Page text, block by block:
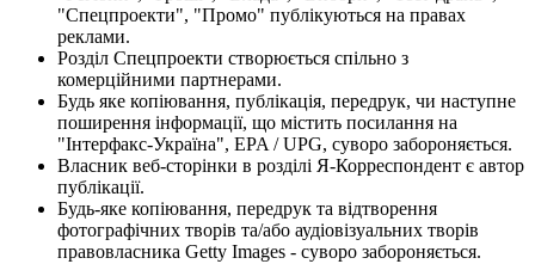
"Спецпроекти", "Промо" публікуються на правах
реклами.
Розділ Спецпроекти створюється спільно з
комерційними партнерами.
Будь яке копіювання, публікація, передрук, чи наступне
поширення інформації, що містить посилання на
"Інтерфакс-Україна", EPA / UPG, суворо забороняється.
Власник веб-сторінки в розділі Я-Корреспондент є автор
публікації.
Будь-яке копіювання, передрук та відтворення
фотографічних творів та/або аудіовізуальних творів
правовласника Getty Images - суворо забороняється.